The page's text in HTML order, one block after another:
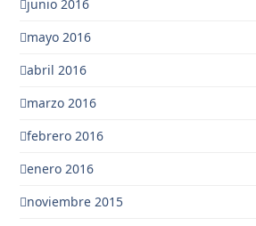
junio 2016
mayo 2016
abril 2016
marzo 2016
febrero 2016
enero 2016
noviembre 2015